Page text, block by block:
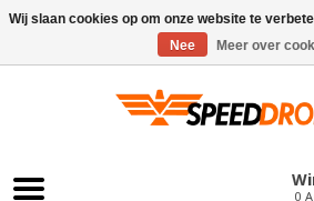
0
Wij slaan cookies op om onze website te
Nee
Meer over